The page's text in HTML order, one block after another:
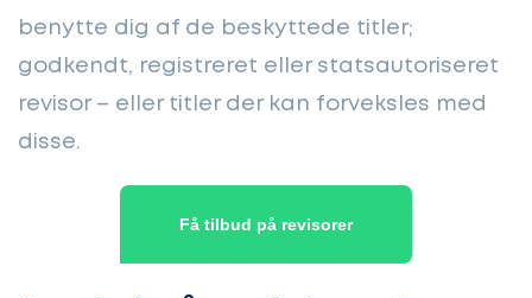
benytte dig af de beskyttede titler;
godkendt, registreret eller statsautoriseret
revisor – eller titler der kan forveksles med
disse.
Få tilbud på revisorer